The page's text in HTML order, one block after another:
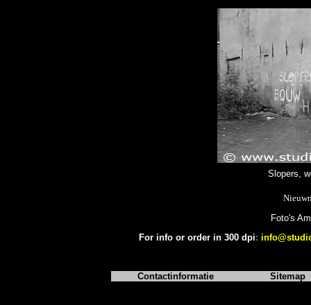
Slopers,
Foto's
For info or order in 300 dpi:
Contactinformatie Sitemap